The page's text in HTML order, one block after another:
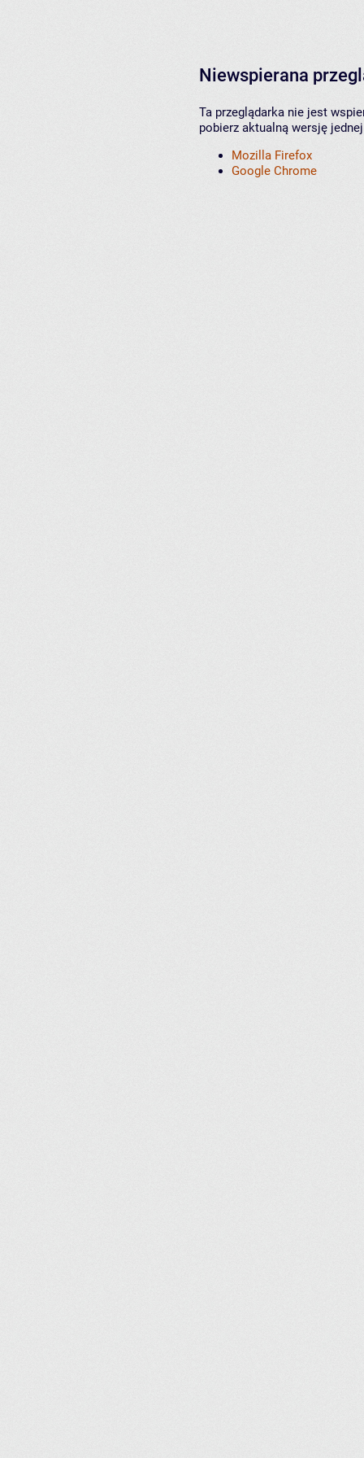
Niewspierana
Ta przeglądarka nie jest
pobierz aktualną wersję
Mozilla Firefox
Google Chrome